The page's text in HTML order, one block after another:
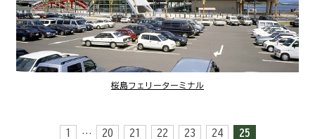
桜島フェリーターミナル
1 … 20 21 22 23 24 25